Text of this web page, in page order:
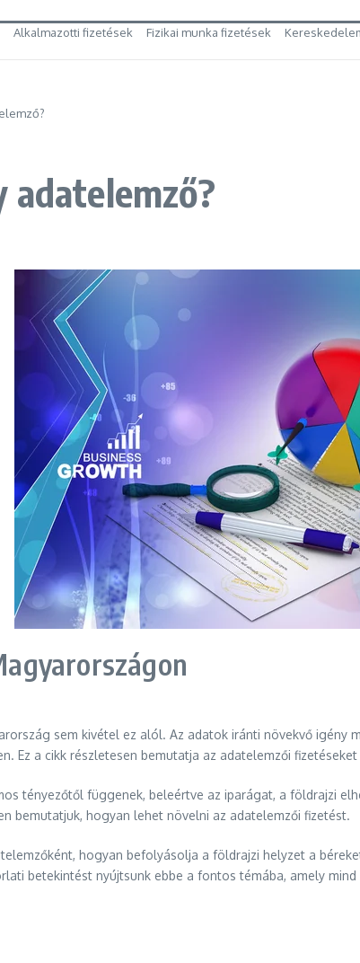
Alkalmazotti fizetések Fizikai munka fizetések
adatelemző?
sem kivétel ez alól. Az adatok iránti növekvő
Ez a cikk részletesen bemutatja az adatelemzői
tényezőtől függenek, beleértve az iparágat, a földrajzi
bemutatjuk, hogyan lehet növelni az adatelemzői fizetést.
hogyan befolyásolja a földrajzi helyzet a
betekintést nyújtsunk ebbe a fontos témába, amely